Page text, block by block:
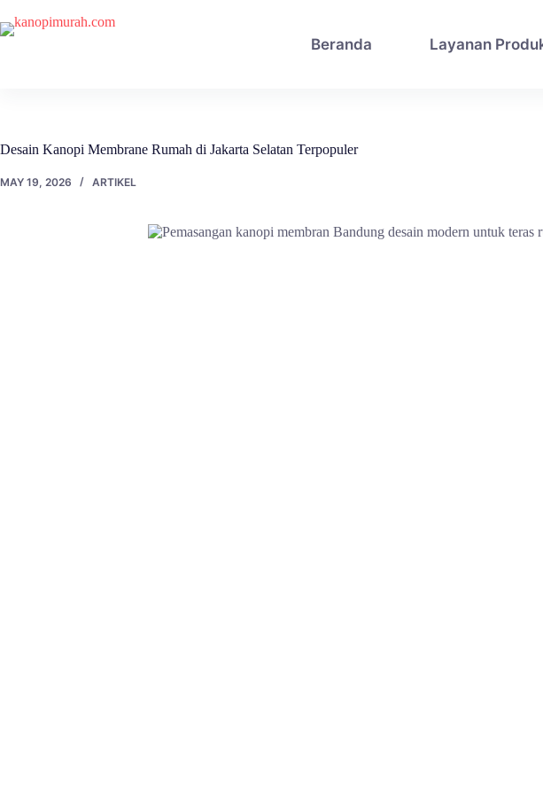
to
content
Beranda Layanan
Desain Kanopi Membrane Rumah di Jakarta Selatan Terpopuler
MAY 19, 2026 ARTIKEL